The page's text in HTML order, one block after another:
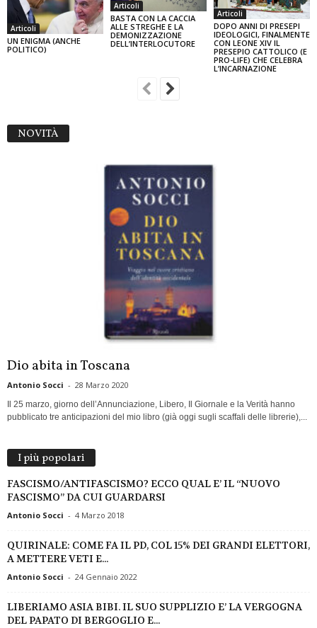
Articoli
UN ENIGMA (ANCHE
POLITICO)
Articoli
BASTA CON LA CACCIA
ALLE STREGHE E LA
DEMONIZZAZIONE
DELL’INTERLOCUTORE
Articoli
DOPO ANNI DI PRESEPI
IDEOLOGICI, FINALMENTE
CON LEONE XIV IL
PRESEPIO CATTOLICO (E
PRO-LIFE) CHE CELEBRA
L’INCARNAZIONE
NOVITÀ
Dio abita in Toscana
Antonio Socci - 28 Marzo 2020
Il 25 marzo, giorno dell’Annunciazione, Libero, Il Giornale e la Verità hanno
pubblicato tre anticipazioni del mio libro (già oggi sugli scaffali delle librerie),...
I più popolari
FASCISMO/ANTIFASCISMO? ECCO QUAL E’ IL “NUOVO
FASCISMO” DA CUI GUARDARSI
Antonio Socci - 4 Marzo 2018
QUIRINALE: COME FA IL PD, COL 15% DEI GRANDI ELETTORI,
A METTERE VETI E...
Antonio Socci - 24 Gennaio 2022
LIBERIAMO ASIA BIBI. IL SUO SUPPLIZIO E’ LA VERGOGNA
DEL PAPATO DI BERGOGLIO E...